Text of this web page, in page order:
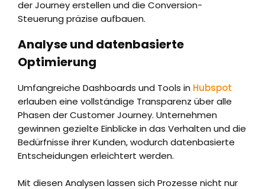
der Journey erstellen und die Conversion-
Steuerung präzise aufbauen.
Analyse und datenbasierte
Optimierung
Umfangreiche Dashboards und Tools in Hubspot
erlauben eine vollständige Transparenz über alle
Phasen der Customer Journey. Unternehmen
gewinnen gezielte Einblicke in das Verhalten und die
Bedürfnisse ihrer Kunden, wodurch datenbasierte
Entscheidungen erleichtert werden.
Mit diesen Analysen lassen sich Prozesse nicht nur